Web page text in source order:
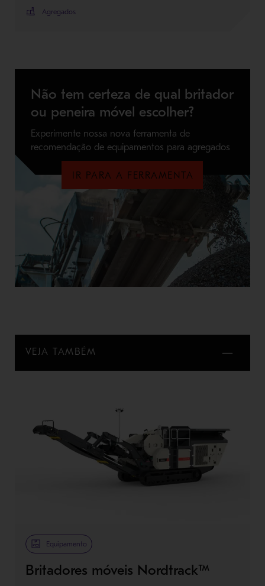
Agregados
Não tem certeza de qual britador
ou peneira móvel escolher?
Experimente nossa nova ferramenta de
recomendação de equipamentos para agregados
IR PARA A FERRAMENTA
VEJA TAMBÉM
Equipamento
Britadores móveis Nordtrack™